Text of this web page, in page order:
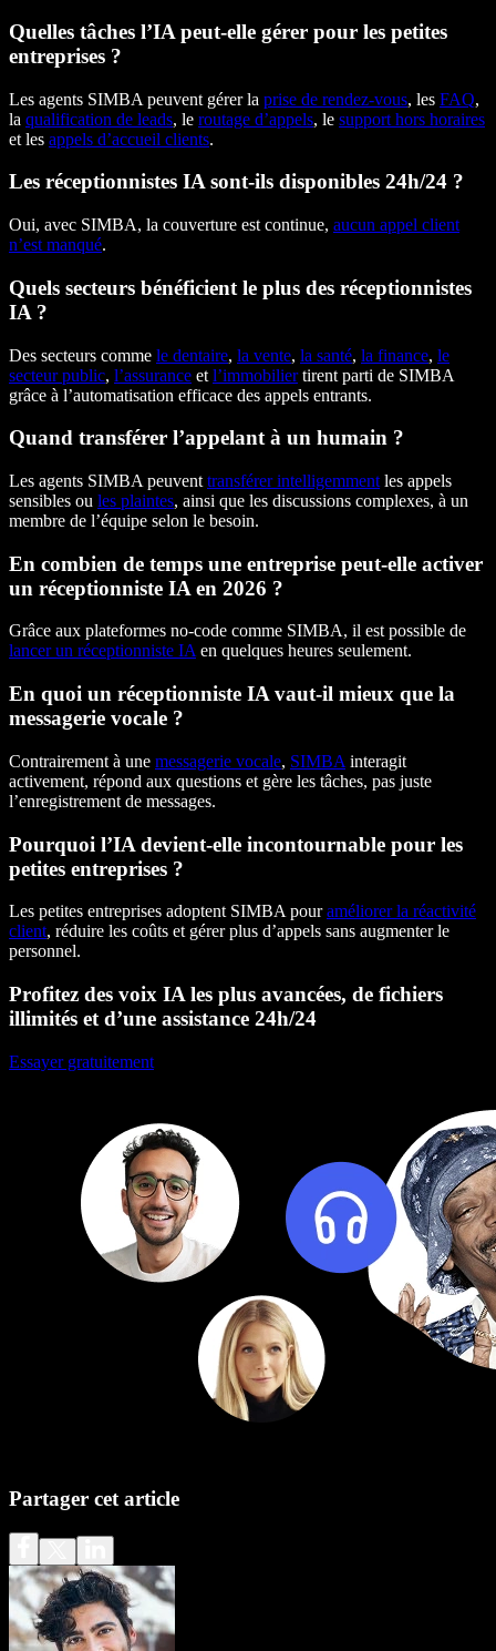
Quelles tâches l’IA peut-elle gérer pour les petites
entreprises ?
Les agents SIMBA peuvent gérer la prise de rendez-vous, les FAQ,
la qualification de leads, le routage d’appels, le support hors horaires
et les appels d’accueil clients.
Les réceptionnistes IA sont-ils disponibles 24h/24 ?
Oui, avec SIMBA, la couverture est continue, aucun appel client
n’est manqué.
Quels secteurs bénéficient le plus des réceptionnistes
IA ?
Des secteurs comme le dentaire, la vente, la santé, la finance, le
secteur public, l’assurance et l’immobiliertirent parti de SIMBA
grâce à l’automatisation efficace des appels entrants.
Quand transférer l’appelant à un humain ?
Les agents SIMBA peuvent transférer intelligemment les appels
sensibles ou les plaintes, ainsi que les discussions complexes, à un
membre de l’équipe selon le besoin.
En combien de temps une entreprise peut-elle activer
un réceptionniste IA en 2026 ?
Grâce aux plateformes no-code comme SIMBA, il est possible de
lancer un réceptionniste IA en quelques heures seulement.
En quoi un réceptionniste IA vaut-il mieux que la
messagerie vocale ?
Contrairement à une messagerie vocale, SIMBA interagit
activement, répond aux questions et gère les tâches, pas juste
l’enregistrement de messages.
Pourquoi l’IA devient-elle incontournable pour les
petites entreprises ?
Les petites entreprises adoptent SIMBA pouraméliorer la réactivité
client, réduire les coûts et gérer plus d’appels sans augmenter le
personnel.
Profitez des voix IA les plus avancées, de fichiers
illimités et d’une assistance 24h/24
Essayer gratuitement
Partager cet article